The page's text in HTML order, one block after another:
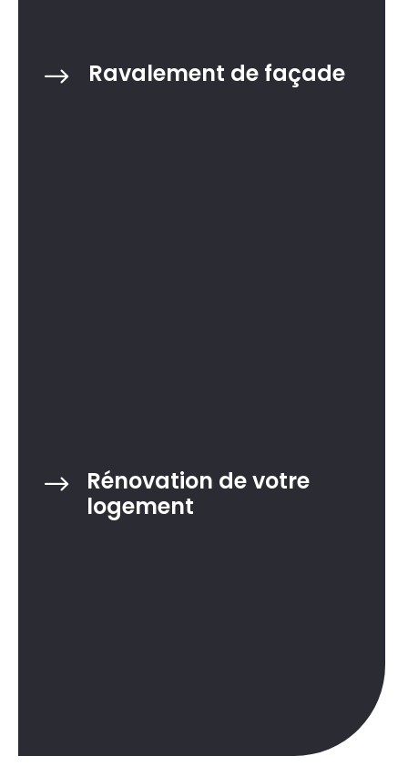
$ Ravalement de façade
$
Rénovation de votre
logement